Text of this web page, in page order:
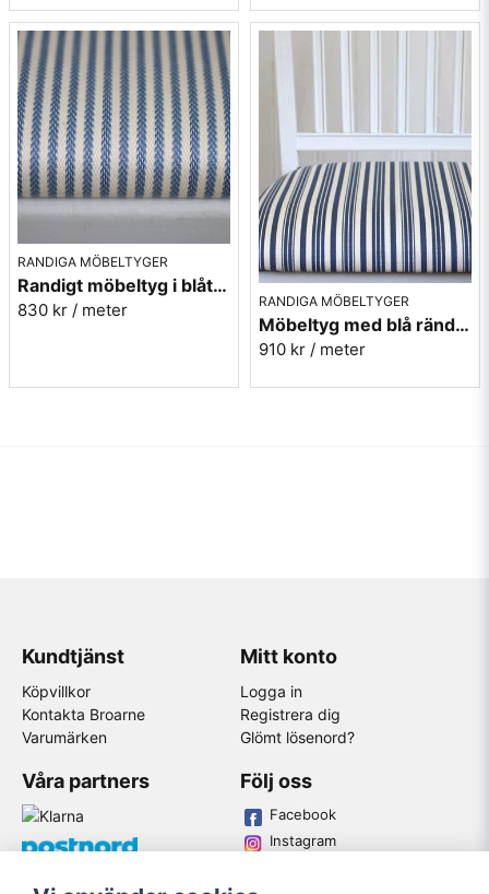
RANDIGA MÖBELTYGER
Randigt möbeltyg i blått - Sofia Rand nr.50
830 kr / meter RANDIGA MÖBELTYGER
Möbeltyg med blå ränder i eko-bomull - Fredrika nr.50
910 kr / meter
Kundtjänst
Köpvillkor
Kontakta Broarne
Varumärken
Mitt konto
Logga in
Registrera dig
Glömt lösenord?
Våra partners Följ oss
Facebook
Instagram